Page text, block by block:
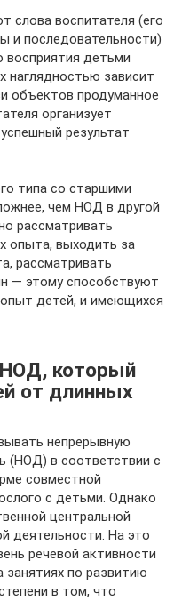
слова воспитателя (его
и последовательности)
восприятия детьми
наглядностью зависит
объектов продуманное
организует
результат
типа со старшими
чем НОД в другой
рассматривать
опыта, выходить за
рассматривать
— этому способствуют
детей, и имеющихся
который
от длинных
непрерывную
(НОД) в соответствии с
совместной
с детьми. Однако
центральной
деятельности. На это
речевой активности
по развитию
в том, что